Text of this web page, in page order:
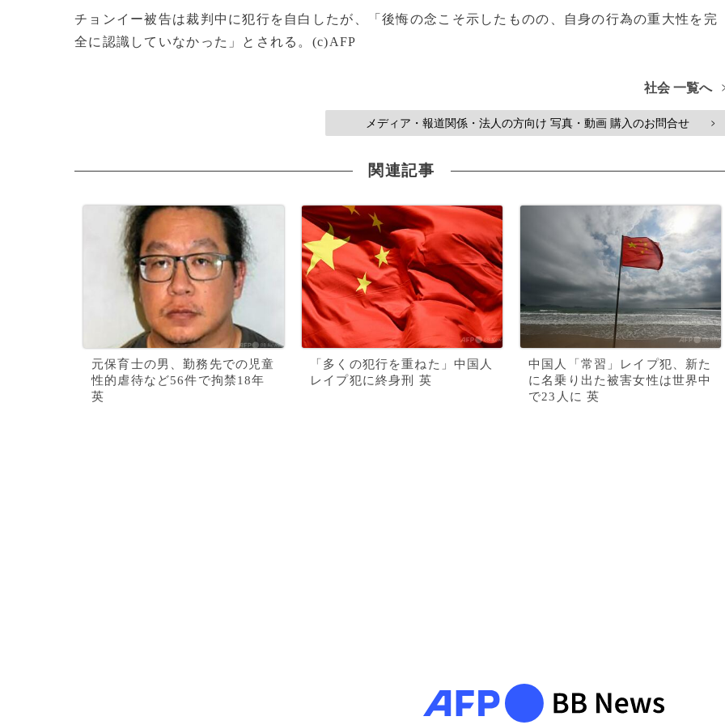
チョンイー被告は裁判中に犯行を自白したが、「後悔の念こそ示したものの、自身の行為の重大性を完
全に認識していなかった」とされる。(c)AFP
社会 一覧へ
メディア・報道関係・法人の方向け 写真・動画 購入のお問合せ >
関連記事
元保育士の男、勤務先での児童
性的虐待など56件で拘禁18年
英
「多くの犯行を重ねた」中国人
レイプ犯に終身刑 英
中国人「常習」レイプ犯、新た
に名乗り出た被害女性は世界中
で23人に 英